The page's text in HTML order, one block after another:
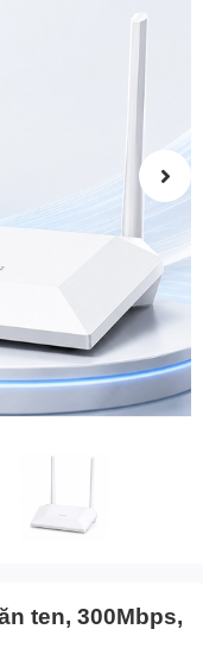
ten, 300Mbps,